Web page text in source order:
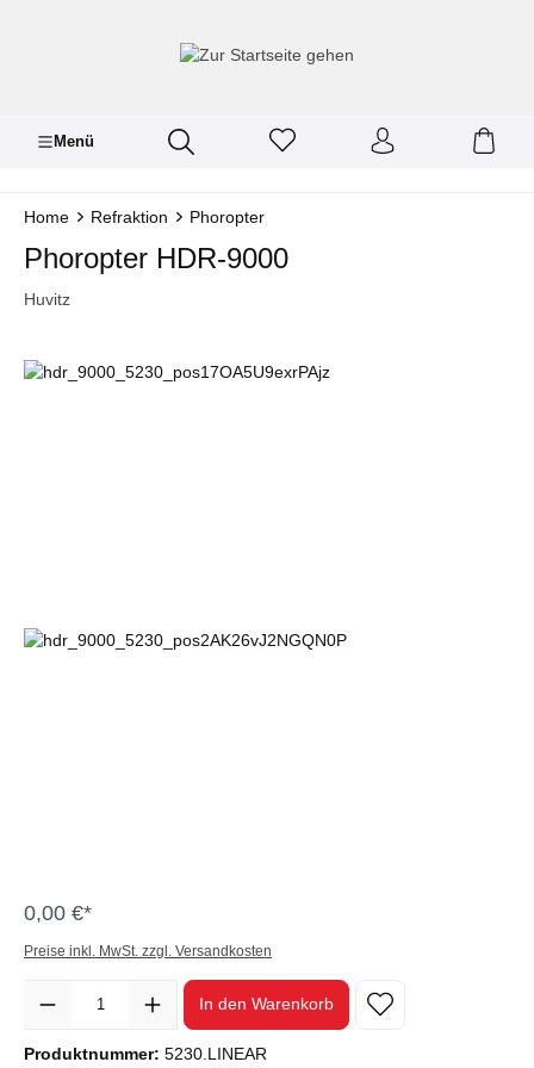
Menü
Home Refraktion Phoropter
Phoropter HDR-9000
Huvitz
0,00 €*
Preise inkl. MwSt. zzgl. Versandkosten
In den Warenkorb
Produktnummer: 5230.LINEAR